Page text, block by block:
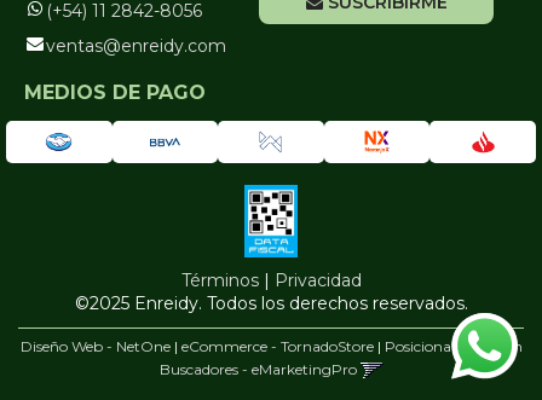
(+54) 11 2842-8056
ventas@enreidy.com
MEDIOS DE PAGO
©2025 Enreidy. Todos los derechos reservados.
Términos| Privacidad
Diseño Web - NetOne| eCommerce - TornadoStore| Posicionamiento en
Buscadores - eMarketingPro